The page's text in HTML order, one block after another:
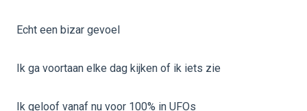
Echt een bizar gevoel
Ik ga voortaan elke dag kijken of ik iets zie
Ik geloof vanaf nu voor 100% in UFOs